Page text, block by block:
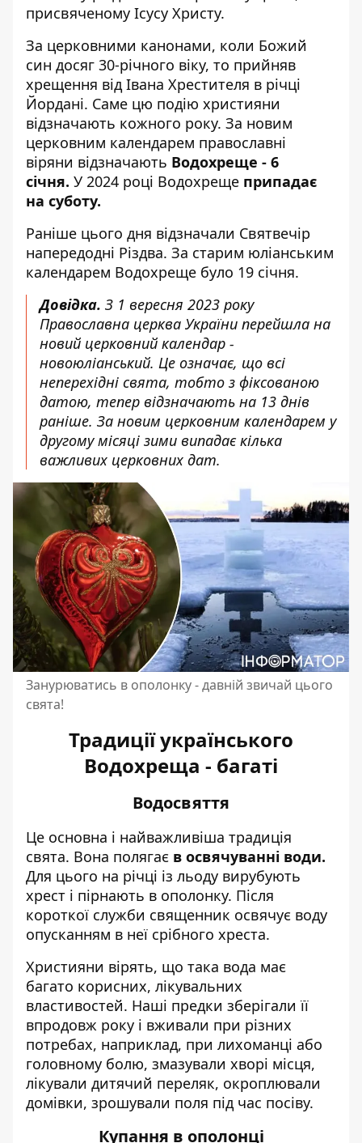
присвяченому Ісусу Христу.
За церковними канонами, коли Божий
син досяг 30-річного віку, то прийняв
хрещення від Івана Хрестителя в річці
Йордані. Саме цю подію християни
відзначають кожного року. За новим
церковним календарем православні
віряни відзначають Водохреще - 6
січня. У 2024 році Водохреще припадає
на суботу.
Раніше цього дня відзначали Святвечір
напередодні Різдва. За старим юліанським
календарем Водохреще було 19 січня.
Довідка. З 1 вересня 2023 року
Православна церква України перейшла на
новий церковний календар -
новоюліанський. Це означає, що всі
неперехідні свята, тобто з фіксованою
датою, тепер відзначають на 13 днів
раніше. За новим церковним календарем у
другому місяці зими випадає кілька
важливих церковних дат.
Занурюватись в ополонку - давній звичай цього
свята!
Традиції українського
Водохреща - багаті
Водосвяття
Це основна і найважливіша традиція
свята. Вона полягає в освячуванні води.
Для цього на річці із льоду вирубують
хрест і пірнають в ополонку. Після
короткої служби священник освячує воду
опусканням в неї срібного хреста.
Християни вірять, що така вода має
багато корисних, лікувальних
властивостей. Наші предки зберігали її
впродовж року і вживали при різних
потребах, наприклад, при лихоманці або
головному болю, змазували хворі місця,
лікували дитячий переляк, окроплювали
домівки, зрошували поля під час посіву.
Купання в ополонці